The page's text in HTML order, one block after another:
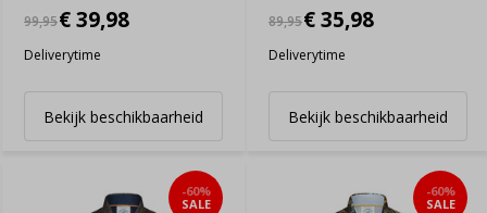
99,95€ 39,98
Deliverytime
Bekijk beschikbaarheid
89,95€ 35,98
Deliverytime
Bekijk beschikbaarheid
-60%
SALE
-60%
SALE